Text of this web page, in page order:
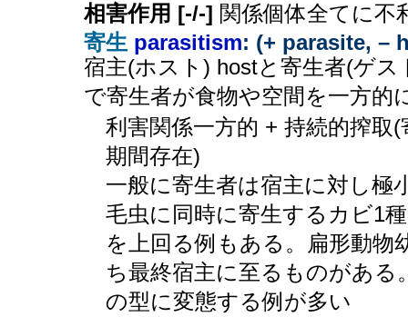
相害作用 [-/-] 関係個体全てに不
寄生 parasitism: (+ parasite, –
宿主(ホスト) hostと寄生者(ゲ
で寄生者が食物や空間を一方的
利害関係一方的 + 持続的搾取
期間存在)
一般に寄生者は宿主に対し極
毛虫に同時に寄生するカビ1
を上回る例もある。扁形動物
ち最終宿主に至るものがある
の型に変態する例が多い